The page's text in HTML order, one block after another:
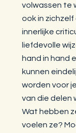
volwassen te
ook in
innerlijke
liefdevolle
hand in hand
kunnen
worden voor
van die delen
Wat hebben
voelen ze?